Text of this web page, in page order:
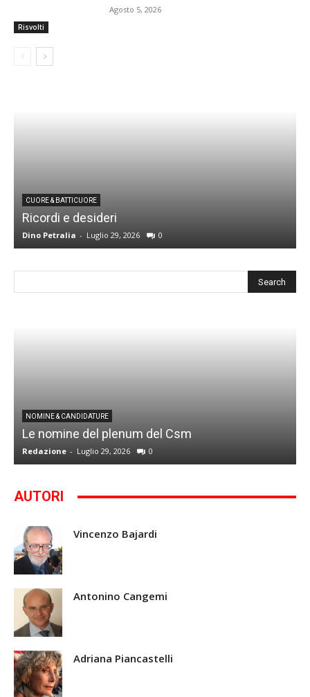
Risvolti
Agosto 5, 2026
CUORE & BATTICUORE
Ricordi e desideri
Dino Petralia - Luglio 29, 2026 0
NOMINE & CANDIDATURE
Le nomine del plenum del Csm
Redazione - Luglio 29, 2026 0
AUTORI
Vincenzo Bajardi
Antonino Cangemi
Adriana Piancastelli